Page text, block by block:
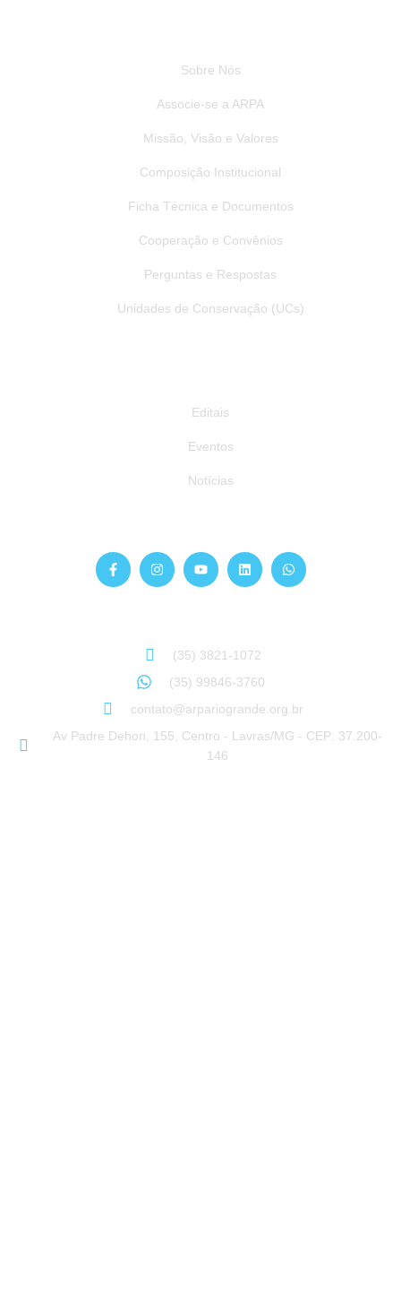
Sobre Nós
Associe-se a ARPA
Missão, Visão e Valores
Composição Institucional
Ficha Técnica e Documentos
Cooperação e Convênios
Perguntas e Respostas
Unidades de Conservação (UCs)
Editais
Eventos
Notícias
(35) 3821-1072
(35) 99846-3760
contato@arpariogrande.org.br
Av Padre Dehon, 155, Centro - Lavras/MG - CEP: 37.200-
146